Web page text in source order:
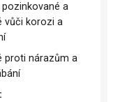
a
vůči korozi a
proti nárazům a